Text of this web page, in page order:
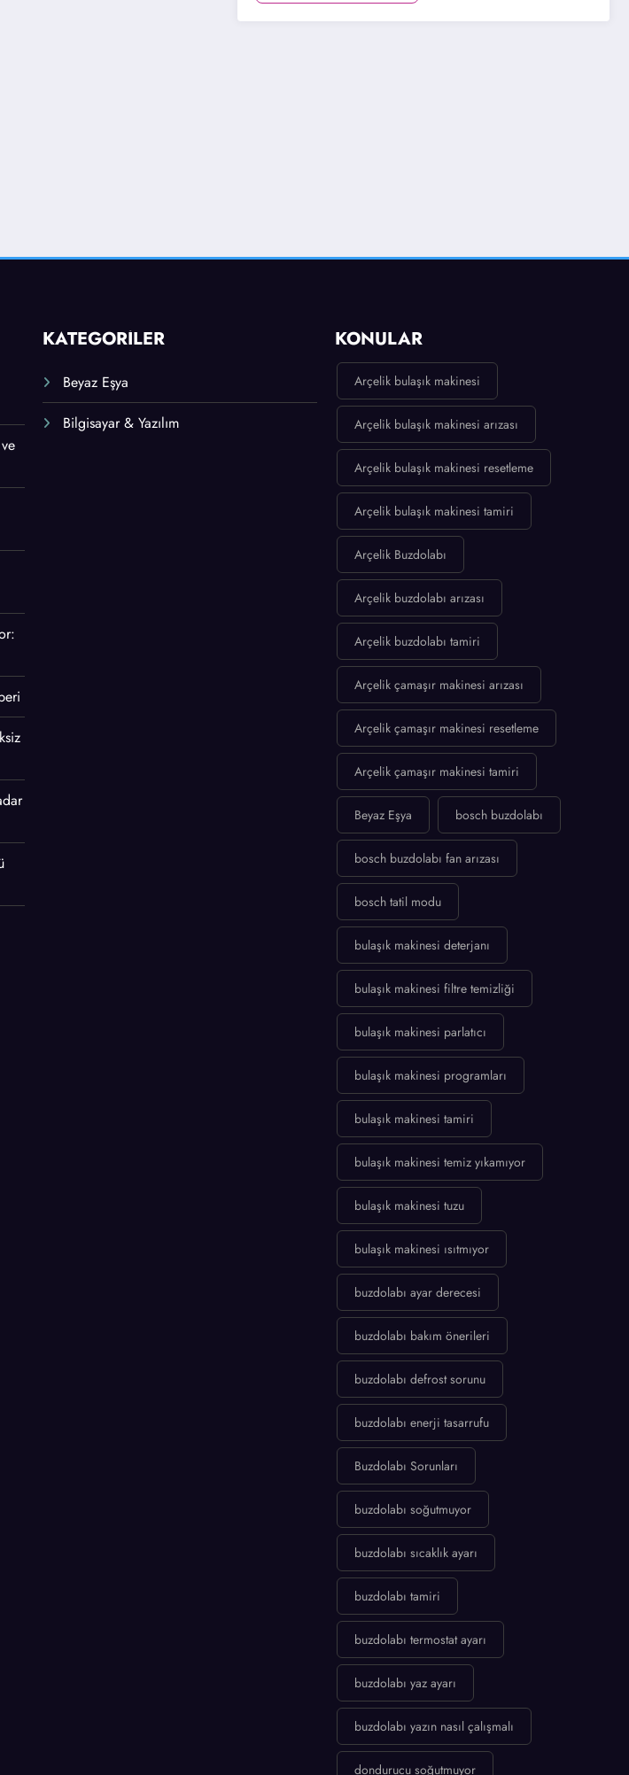
KATEGORİLER
Beyaz Eşya
Bilgisayar & Yazılım
KONULAR
Arçelik bulaşık makinesi
Arçelik bulaşık makinesi arızası
Arçelik bulaşık makinesi resetleme
Arçelik bulaşık makinesi tamiri
Arçelik Buzdolabı
Arçelik buzdolabı arızası
Arçelik buzdolabı tamiri
Arçelik çamaşır makinesi arızası
Arçelik çamaşır makinesi resetleme
Arçelik çamaşır makinesi tamiri
Beyaz Eşya bosch buzdolabı
bosch buzdolabı fan arızası
bosch tatil modu
bulaşık makinesi deterjanı
bulaşık makinesi filtre temizliği
bulaşık makinesi parlatıcı
bulaşık makinesi programları
bulaşık makinesi tamiri
bulaşık makinesi temiz yıkamıyor
bulaşık makinesi tuzu
bulaşık makinesi ısıtmıyor
buzdolabı ayar derecesi
buzdolabı bakım önerileri
buzdolabı defrost sorunu
buzdolabı enerji tasarrufu
Buzdolabı Sorunları
buzdolabı soğutmuyor
buzdolabı sıcaklık ayarı
buzdolabı tamiri
buzdolabı termostat ayarı
buzdolabı yaz ayarı
buzdolabı yazın nasıl çalışmalı
dondurucu soğutmuyor